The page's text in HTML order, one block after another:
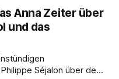
Aufgabenliste. Das
es und unter
Anna Zeiter über
und das
Séjalon über den